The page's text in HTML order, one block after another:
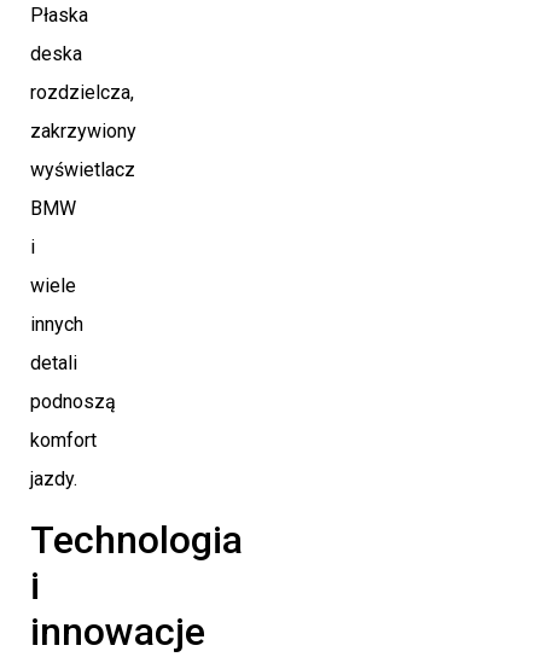
Płaska
deska
rozdzielcza,
zakrzywiony
wyświetlacz
BMW
i
wiele
innych
detali
podnoszą
komfort
jazdy.
Technologia
i
innowacje